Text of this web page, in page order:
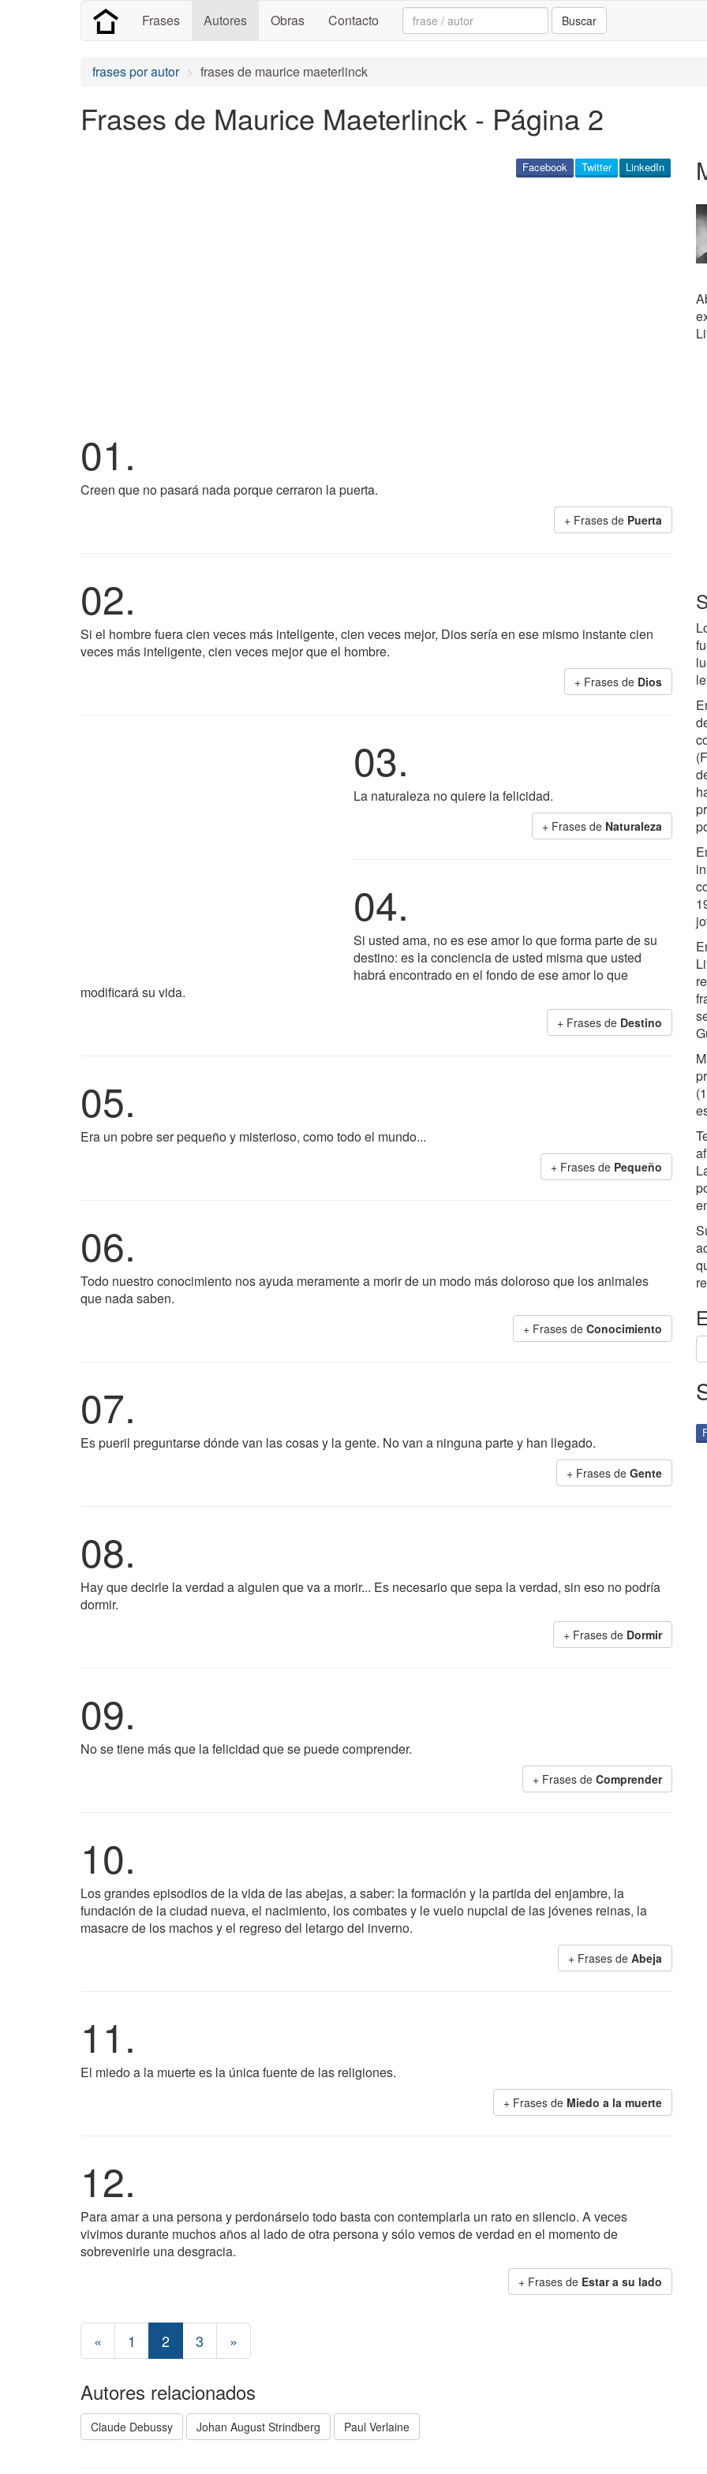
Frases Autores Obras Contacto Search: Buscar
frases por autor frases de maurice maeterlinck
Frases de Maurice Maeterlinck - Página 2
LinkedIn
Twitter
Facebook
01.
Creen que no pasará nada porque cerraron la puerta.
+ Frases de Puerta
02.
Si el hombre fuera cien veces más inteligente, cien veces mejor, Dios sería en ese mismo instante cien
veces más inteligente, cien veces mejor que el hombre.
+ Frases de Dios
03.
La naturaleza no quiere la felicidad.
+ Frases de Naturaleza
04.
Si usted ama, no es ese amor lo que forma parte de su
destino: es la conciencia de usted misma que usted
habrá encontrado en el fondo de ese amor lo que
modificará su vida.
+ Frases de Destino
05.
Era un pobre ser pequeño y misterioso, como todo el mundo...
+ Frases de Pequeño
06.
Todo nuestro conocimiento nos ayuda meramente a morir de un modo más doloroso que los animales
que nada saben.
+ Frases de Conocimiento
07.
Es pueril preguntarse dónde van las cosas y la gente. No van a ninguna parte y han llegado.
+ Frases de Gente
08.
Hay que decirle la verdad a alguien que va a morir... Es necesario que sepa la verdad, sin eso no podría
dormir.
+ Frases de Dormir
09.
No se tiene más que la felicidad que se puede comprender.
+ Frases de Comprender
10.
Los grandes episodios de la vida de las abejas, a saber: la formación y la partida del enjambre, la
fundación de la ciudad nueva, el nacimiento, los combates y le vuelo nupcial de las jóvenes reinas, la
masacre de los machos y el regreso del letargo del inverno.
+ Frases de Abeja
11.
El miedo a la muerte es la única fuente de las religiones.
+ Frases de Miedo a la muerte
12.
Para amar a una persona y perdonárselo todo basta con contemplarla un rato en silencio. A veces
vivimos durante muchos años al lado de otra persona y sólo vemos de verdad en el momento de
sobrevenirle una desgracia.
+ Frases de Estar a su lado
« 1 2 3 »
Autores relacionados
Claude Debussy Johan August Strindberg Paul Verlaine